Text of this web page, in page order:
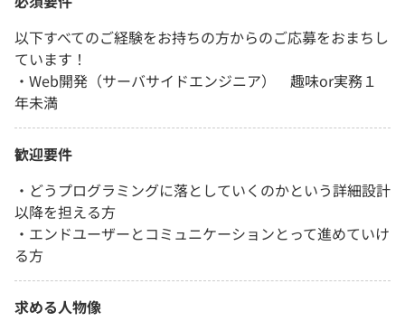
以下すべてのご経験をお持ちの方からのご応募をおまちし
ています！
・Web開発（サーバサイドエンジニア） 趣味or実務１
年未満
歓迎要件
・どうプログラミングに落としていくのかという詳細設計
以降を担える方
・エンドユーザーとコミュニケーションとって進めていけ
る方
求める人物像